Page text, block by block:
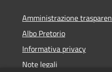
Amministrazione
Albo Pretorio
Informativa privacy
Note legali